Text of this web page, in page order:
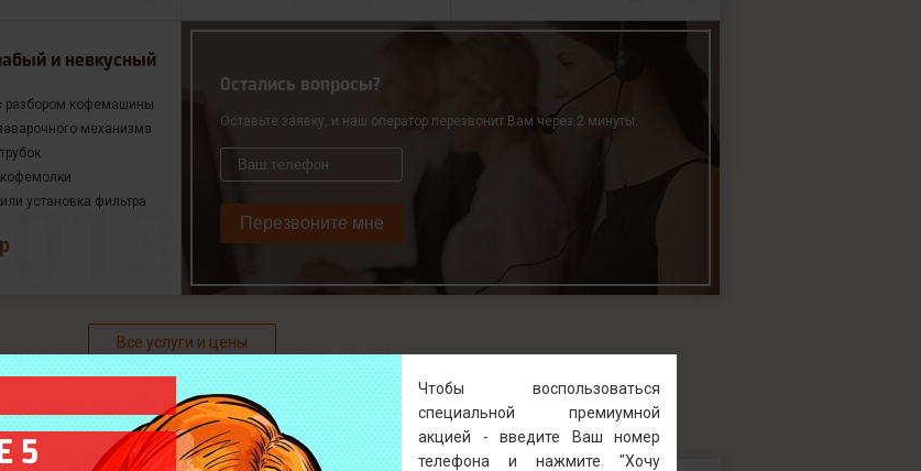
и невкусный
разбором кофемашины
механизма
установка фильтра
Остались вопросы?
Оставьте заявку, и наш оператор перезвонит Вам через 2 минуты.
Перезвоните мне
Все услуги и цены
5
Чтобы воспользоваться
специальной премиумной
акцией - введите Ваш номер
телефона и нажмите "Хочу